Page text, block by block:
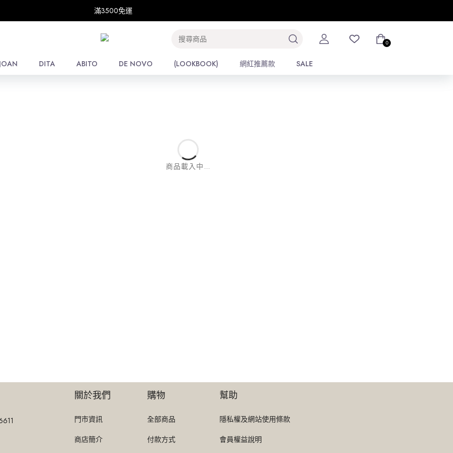
滿3500免運
0
JOAN DITA ABITO DE NOVO (LOOKBOOK) 網紅推薦款 SALE
滿3500免運
0
JOAN DITA ABITO DE NOVO (LOOKBOOK) 網紅推薦款 SALE
每頁 3 4
商品載入中...
關於我們
門市資訊
商店簡介
購物
全部商品
付款方式
幫助
隱私權及網站使用條款
會員權益說明